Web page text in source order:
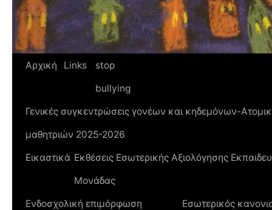
Αρχική Links
stop
bullying
Γενικές συγκεντρώσεις γονέων και κηδεμόνων-
μαθητριών 2025-2026
Εικαστικά Εκθέσεις Εσωτερικής Αξιολόγησης
Μονάδας
Ενδοσχολική επιμόρφωση
Εσωτερικός